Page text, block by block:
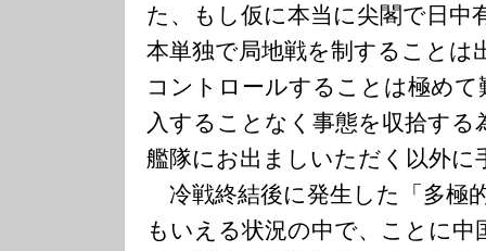
た、もし仮に本当に尖閣で日中
本単独で局地戦を制することは
コントロールすることは極め
入することなく事態を収拾す
艦隊にお出ましいただく以外に
冷戦終結後に発生した「多極
もいえる状況の中で、ことに中